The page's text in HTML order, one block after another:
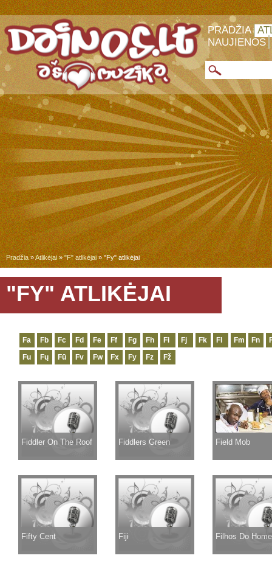
PRADŽIA
NAUJIENOS
Pradžia»Atlikėjai»"F" atlikėjai» "Fy" atlikėjai
"FY" ATLIKĖJAI
Fa Fb Fc Fd Fe Ff Fg Fh Fi Fj Fk Fl Fm Fn
Fu
Fų Fū Fv Fw Fx Fy Fz Fž
Fiddler On The Roof Fiddlers Green Field Mob
Fifty Cent Fiji Filhos Do